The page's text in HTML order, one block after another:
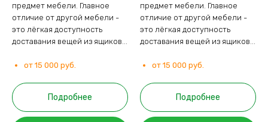
предмет мебели. Главное
отличие от другой мебели -
это лёгкая доступность
доставания вещей из ящиков...
от 15 000 руб.
Подробнее
предмет мебели. Главное
отличие от другой мебели -
это лёгкая доступность
доставания вещей из ящиков...
от 15 000 руб.
Подробнее